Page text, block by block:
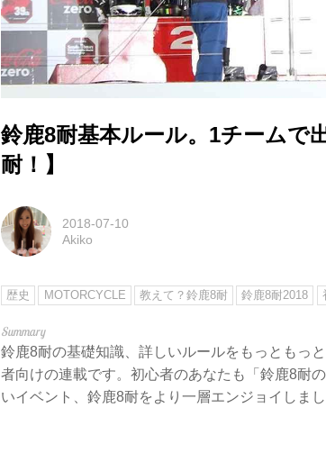
鈴鹿8耐基本ルール。1チームで
耐！】
2018-07-10
Akiko
歴史 MOTORCYCLE 教えて？鈴鹿8耐 鈴鹿8耐2018
鈴鹿8耐の基礎知識、詳しいルールをもっともっ
者向けの連載です。初心者のあなたも「鈴鹿8耐
いイベント、鈴鹿8耐をより一層エンジョイしまし